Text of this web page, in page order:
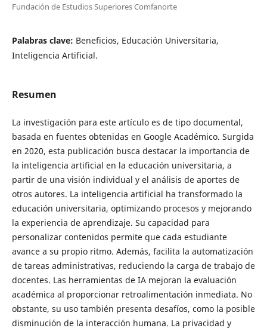
Fundación de Estudios Superiores Comfanorte
Palabras clave: Beneficios, Educación Universitaria,
Inteligencia Artificial.
Resumen
La investigación para este artículo es de tipo documental,
basada en fuentes obtenidas en Google Académico. Surgida
en 2020, esta publicación busca destacar la importancia de
la inteligencia artificial en la educación universitaria, a
partir de una visión individual y el análisis de aportes de
otros autores. La inteligencia artificial ha transformado la
educación universitaria, optimizando procesos y mejorando
la experiencia de aprendizaje. Su capacidad para
personalizar contenidos permite que cada estudiante
avance a su propio ritmo. Además, facilita la automatización
de tareas administrativas, reduciendo la carga de trabajo de
docentes. Las herramientas de IA mejoran la evaluación
académica al proporcionar retroalimentación inmediata. No
obstante, su uso también presenta desafíos, como la posible
disminución de la interacción humana. La privacidad y